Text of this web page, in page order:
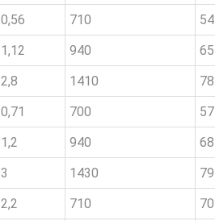
0,56 710 54
1,12 940 65
2,8
1410 78
0,71 700 57
1,2 940 68
3
1430 79
2,2 710 70